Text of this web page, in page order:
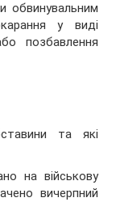
обвинувальним
у виді
позбавлення
та які
на військову
вичерпний